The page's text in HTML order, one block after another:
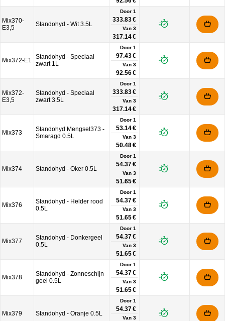
Mix370-
E3,5
Standohyd - Wit 3.5L
Door 1
333.83 €
Van 3
317.14 €
Mix372-E1
Standohyd - Speciaal
zwart 1L
Door 1
97.43 €
Van 3
92.56 €
Mix372-
E3,5
Standohyd - Speciaal
zwart 3.5L
Door 1
333.83 €
Van 3
317.14 €
Mix373
Standohyd Mengsel373 -
Smaragd 0.5L
Door 1
53.14 €
Van 3
50.48 €
Mix374 Standohyd - Oker 0.5L
Door 1
54.37 €
Van 3
51.65 €
Mix376
Standohyd - Helder rood
0.5L
Door 1
54.37 €
Van 3
51.65 €
Mix377
Standohyd - Donkergeel
0.5L
Door 1
54.37 €
Van 3
51.65 €
Mix378
Standohyd - Zonneschijn
geel 0.5L
Door 1
54.37 €
Van 3
51.65 €
Mix379 Standohyd - Oranje 0.5L
Door 1
54.37 €
Van 3